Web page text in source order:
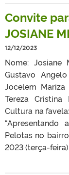
Convite
JOSIANE
12/12/2023
Nome: Josiane
Gustavo
Jocelem Mariza
Tereza
Cultura na
Pelotas no
2023 (terça-feira)